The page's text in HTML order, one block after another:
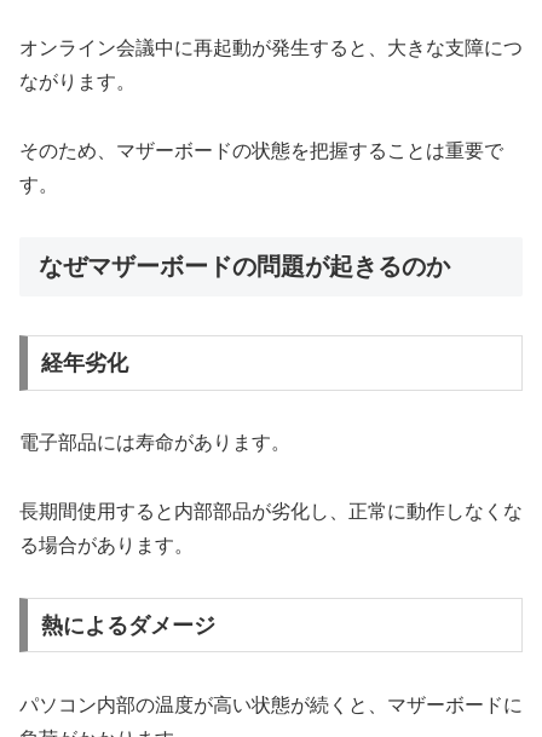
オンライン会議中に再起動が発生すると、大きな支障につ
ながります。
そのため、マザーボードの状態を把握することは重要で
す。
なぜマザーボードの問題が起きるのか
経年劣化
電子部品には寿命があります。
長期間使用すると内部部品が劣化し、正常に動作しなくな
る場合があります。
熱によるダメージ
パソコン内部の温度が高い状態が続くと、マザーボードに